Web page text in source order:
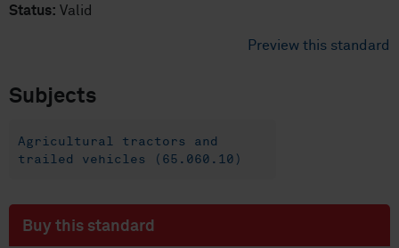
Status: Valid
Preview this standard
Subjects
Agricultural tractors and
trailed vehicles (65.060.10)
Buy this standard